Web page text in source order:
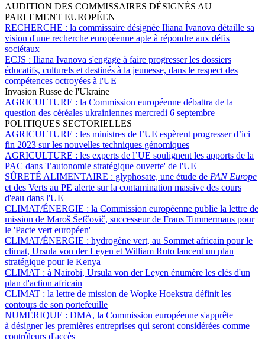
AUDITION DES COMMISSAIRES DÉSIGNÉS AU
PARLEMENT EUROPÉEN
RECHERCHE : la commissaire désignée Iliana Ivanova détaille sa
vision d'une recherche européenne apte à répondre aux défis
sociétaux
ECJS : Iliana Ivanova s'engage à faire progresser les dossiers
éducatifs, culturels et destinés à la jeunesse, dans le respect des
compétences octroyées à l'UE
Invasion Russe de l'Ukraine
AGRICULTURE : la Commission européenne débattra de la
question des céréales ukrainiennes mercredi 6 septembre
POLITIQUES SECTORIELLES
AGRICULTURE : les ministres de l’UE espèrent progresser d’ici
fin 2023 sur les nouvelles techniques génomiques
AGRICULTURE : les experts de l’UE soulignent les apports de la
PAC dans 'l’autonomie stratégique ouverte' de l'UE
SÛRETÉ ALIMENTAIRE : glyphosate, une étude de PAN Europe
et des Verts au PE alerte sur la contamination massive des cours
d'eau dans l'UE
CLIMAT/ÉNERGIE : la Commission européenne publie la lettre de
mission de Maroš Šefčovič, successeur de Frans Timmermans pour
le 'Pacte vert européen'
CLIMAT/ÉNERGIE : hydrogène vert, au Sommet africain pour le
climat, Ursula von der Leyen et William Ruto lancent un plan
stratégique pour le Kenya
CLIMAT : à Nairobi, Ursula von der Leyen énumère les clés d'un
plan d'action africain
CLIMAT : la lettre de mission de Wopke Hoekstra définit les
contours de son portefeuille
NUMÉRIQUE : DMA, la Commission européenne s'apprête
à désigner les premières entreprises qui seront considérées comme
contrôleurs d'accès